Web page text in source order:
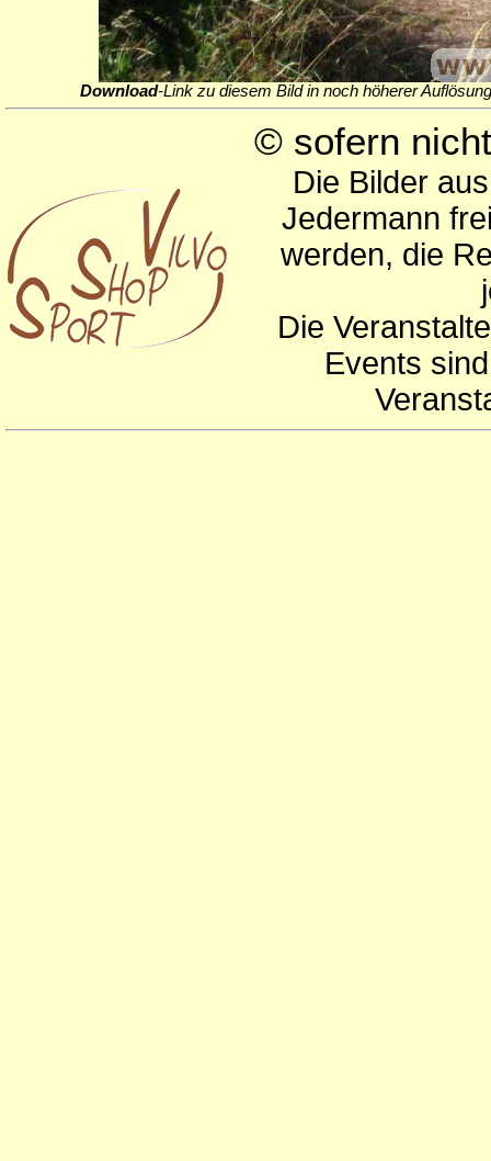
Download-Link zu diesem Bild in noch höherer
© sofern
Die Bilder
Jedermann
werden, die
Die
Events